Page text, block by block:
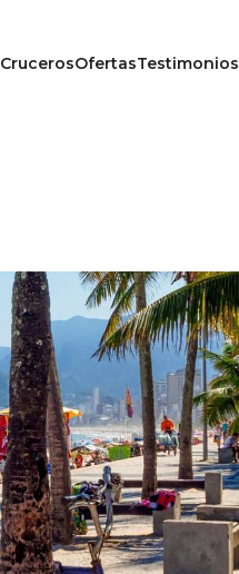
CrucerosOfertasTestimonios